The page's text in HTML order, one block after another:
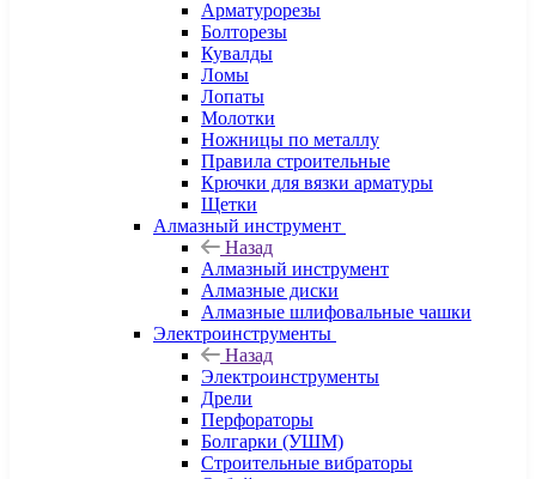
Арматурорезы
Болторезы
Кувалды
Ломы
Лопаты
Молотки
Ножницы по металлу
Правила строительные
Крючки для вязки арматуры
Щетки
Алмазный инструмент
Назад
Алмазный инструмент
Алмазные диски
Алмазные шлифовальные чашки
Электроинструменты
Назад
Электроинструменты
Дрели
Перфораторы
Болгарки (УШМ)
Строительные вибраторы